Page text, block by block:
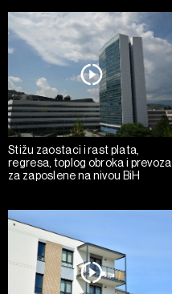
Stižu zaostaci i rast plata,
regresa, toplog obroka i prevoza
za zaposlene na nivou BiH